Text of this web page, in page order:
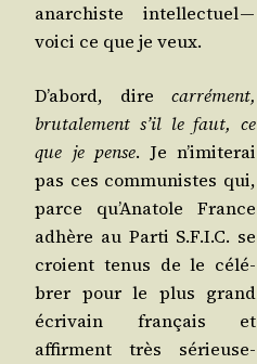
anar­chiste intel­lec­tuel —
voi­ci ce que je veux.
D’a­bord, dire car­ré­ment,
bru­ta­le­ment s’il le faut, ce
que je pense. Je n’i­mi­te­rai
pas ces com­mu­nistes qui,
parce qu’A­na­tole France
adhère au Par­ti S.F.I.C. se
croient tenus de le célé­
brer pour le plus grand
écri­vain fran­çais et
affirment très sérieu­se­